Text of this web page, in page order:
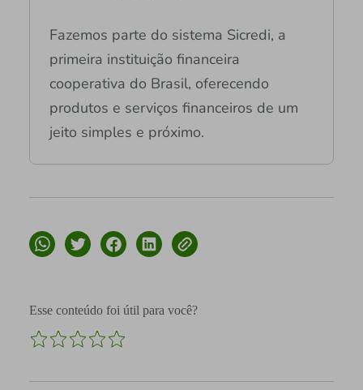
Fazemos parte do sistema Sicredi, a
primeira instituição financeira
cooperativa do Brasil, oferecendo
produtos e serviços financeiros de um
jeito simples e próximo.
Esse conteúdo foi útil para você?